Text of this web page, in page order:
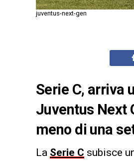
juventus-next-gen
Serie C, arriva
Juventus Next
meno di una
La Serie C subisce